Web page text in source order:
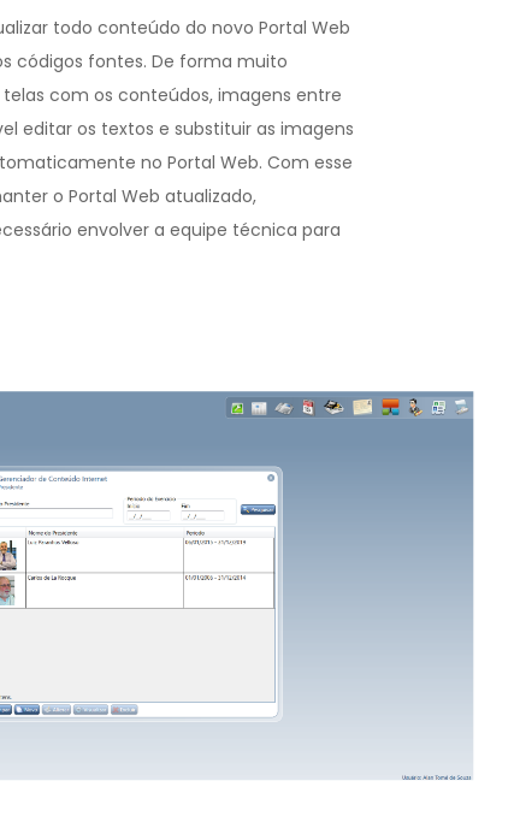
todo conteúdo do novo Portal Web
códigos fontes. De forma muito
com os conteúdos, imagens entre
editar os textos e substituir as imagens
no Portal Web. Com esse
o Portal Web atualizado,
envolver a equipe técnica para